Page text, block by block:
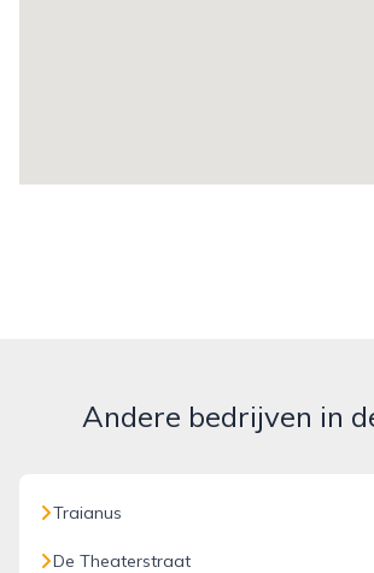
Andere bedrijven in
Traianus
De Theaterstraat